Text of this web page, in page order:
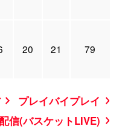
20 21 79
プレイバイプレイ
信(バスケットLIVE)